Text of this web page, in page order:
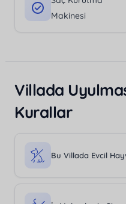
Makinesi
Villada
Kurallar
Bu Villada Evcil